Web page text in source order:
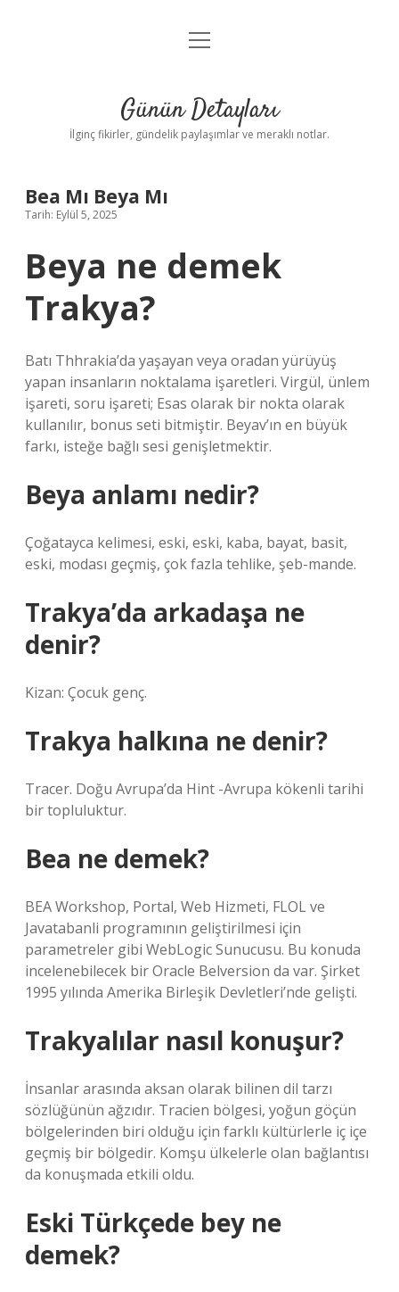
Gizlilik Politikası
Yasal Uyarı
menüyü
Günün Detayları
İlginç fikirler, gündelik paylaşımlar ve meraklı notlar.
Bea Mı Beya Mı
Tarih: Eylül 5, 2025
Beya ne demek
Trakya?
Batı Thhrakia’da yaşayan veya oradan yürüyüş
yapan insanların noktalama işaretleri. Virgül, ünlem
işareti, soru işareti; Esas olarak bir nokta olarak
kullanılır, bonus seti bitmiştir. Beyav’ın en büyük
farkı, isteğe bağlı sesi genişletmektir.
Beya anlamı nedir?
Çoğatayca kelimesi, eski, eski, kaba, bayat, basit,
eski, modası geçmiş, çok fazla tehlike, şeb-mande.
Trakya’da arkadaşa ne
denir?
Kizan: Çocuk genç.
Trakya halkına ne denir?
Tracer. Doğu Avrupa’da Hint -Avrupa kökenli tarihi
bir topluluktur.
Bea ne demek?
BEA Workshop, Portal, Web Hizmeti, FLOL ve
Javatabanli programının geliştirilmesi için
parametreler gibi WebLogic Sunucusu. Bu konuda
incelenebilecek bir Oracle Belversion da var. Şirket
1995 yılında Amerika Birleşik Devletleri’nde gelişti.
Trakyalılar nasıl konuşur?
İnsanlar arasında aksan olarak bilinen dil tarzı
sözlüğünün ağzıdır. Tracien bölgesi, yoğun göçün
bölgelerinden biri olduğu için farklı kültürlerle iç içe
geçmiş bir bölgedir. Komşu ülkelerle olan bağlantısı
da konuşmada etkili oldu.
Eski Türkçede bey ne
demek?